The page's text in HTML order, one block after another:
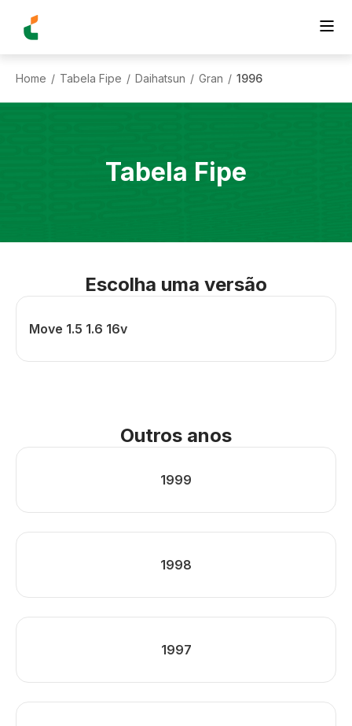
Home / Tabela Fipe / Daihatsun / Gran / 1996
Tabela Fipe
Escolha uma versão
Move 1.5 1.6 16v
Outros anos
1999
1998
1997